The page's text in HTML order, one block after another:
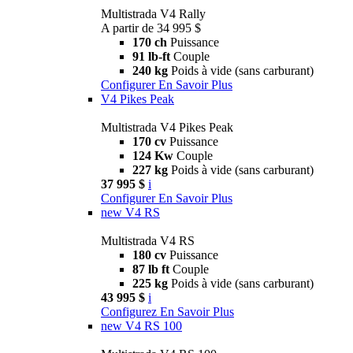
Multistrada V4 Rally
A partir de 34 995 $
170 ch Puissance
91 lb-ft Couple
240 kg Poids à vide (sans carburant)
Configurer En Savoir Plus
V4 Pikes Peak
Multistrada V4 Pikes Peak
170 cv Puissance
124 Kw Couple
227 kg Poids à vide (sans carburant)
37 995 $ i
Configurer En Savoir Plus
new V4 RS
Multistrada V4 RS
180 cv Puissance
87 lb ft Couple
225 kg Poids à vide (sans carburant)
43 995 $ i
Configurez En Savoir Plus
new V4 RS 100